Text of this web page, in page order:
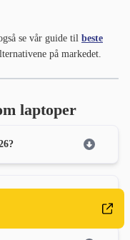
se vår guide til beste
på markedet.
laptoper